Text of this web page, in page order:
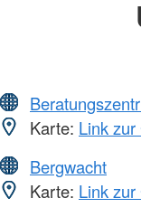
Karte: Link
Bergwacht
Karte: Link